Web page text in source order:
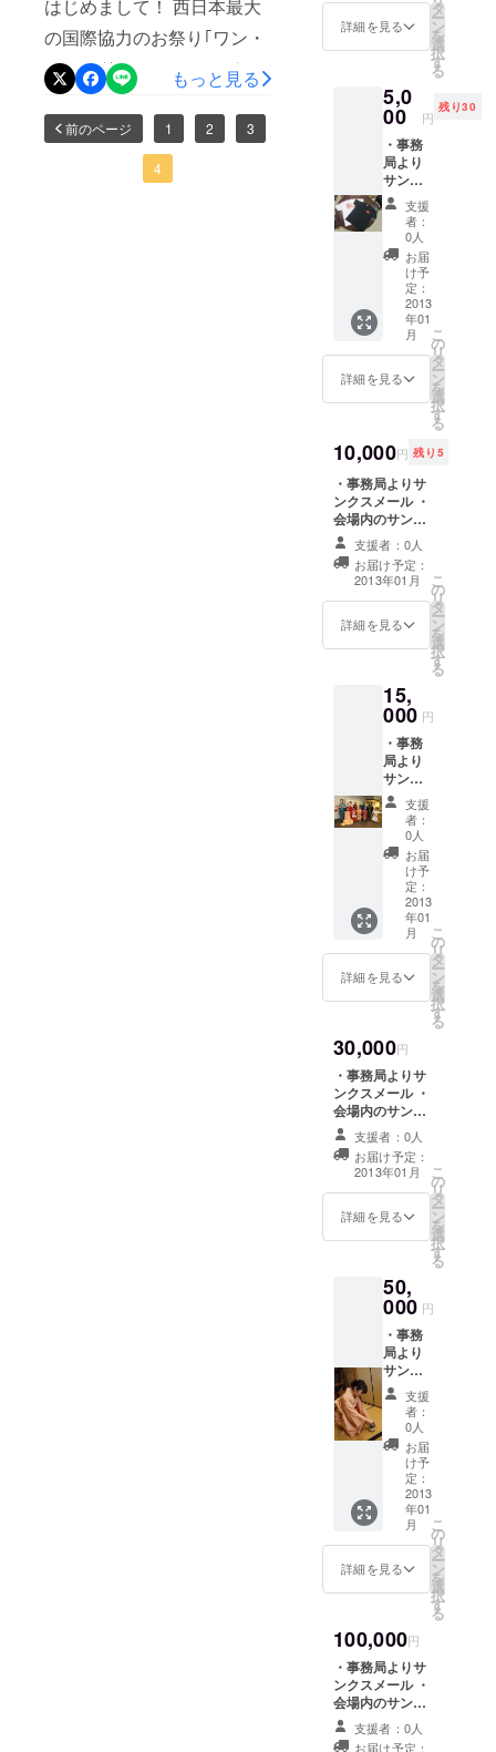
気軽に立ち寄ってみて下さ
い。日本ではなかなか食べ
ることのできない、お気に
入りの味がみつかるかもし
れませんよ！！ なお、環境
に配慮したリユース食器を
の踊りや音楽などこのス
テージ枠で披露させていた
だきます。 こちらは写真展
です。 海外で行っている活
動の様子などを写真で紹介
させていただいておりま
はじめまして！ 西日本最大
の国際協力のお祭り｢ワン・
ワールド・フェスティバル｣
です。 FAAVOからワンフェ
スページを見て下さる皆さ
んのなかには、ワン･ワール
もっと見る
前のページ 1 2 3
4
来年の２月
｢共に生きる
世界をつく
るために、
一人ひとり
ができるこ
と｣をテーマ
に、それら
の問題に、
ふれる・考
える・動く
きっかけを
得ることの
出来る場を
作ろうと、
フ一丸と
なって頑
張っており
ます。
どうぞ、応
援よろしく
お願い致し
ます！！
記載
ン・
フェリ
シモ・
チェッ
地 ・旧
暦カレ
ンダー
（実行
委員
（一
社）南
太平洋
協会よ
り） ※
旧暦カ
レン
ダーは
10個限
定です
※お返し
詳細は
詳細を見る
タ
ー
ン
を
選
択
す
る
5,0
00 円
残り30
・事務
局より
サンク
スメー
ル ・会
場内の
サンク
スボー
ドでお
名前を
紹介 ・
グラミ
ン・
フェリ
シモ・
チェッ
地 ・ワ
ン・
ワール
ド・
フェス
ルオリ
ジナル
Ｔシャ
ツ ※T
シャツ
みで30
枚限定
です ※
お返し
詳細は
本文に
記載
支援
者：
0人
お届
け予
定：
2013
年01
月
詳細を見る
こ
の
リ
タ
ー
ン
を
選
択
す
る
10,000円 残り5
・事務局よりサ
ンクスメール ・
会場内のサンク
スボードでお名
前を紹介 ・グラ
ミン・フェリシ
モ・チェックの
生地 ・塩谷瞬・
高橋尚子さんを
なんとかしな
きゃプロジェク
ト特製Ｔシャツ
（誰のかはおた
のしみに！） ※
ただしTシャツサ
イズに制限有
り。応援コメン
トにてご希望の
サイズを教えて
下さい。 XS×2
枚 M×2枚 L×1枚
5枚限定です。 ※
お返し詳細は本
支援者：0人
お届け予定：
2013年01月
詳細を見る
こ
の
リ
タ
ー
ン
を
選
択
す
る
15,
000 円
・事務
局より
サンク
スメー
ル ・会
場内の
サンク
スボー
ドでお
名前を
紹介 ・
グラミ
ン・
フェリ
シモ・
チェッ
地 ・民
族衣装
ファッ
ション
ショー
モデル
出演権
支援
者：
0人
お届
け予
定：
2013
年01
月
詳細を見る
こ
の
リ
タ
ー
ン
を
選
択
す
る
30,000円
・事務局よりサ
ンクスメール ・
会場内のサンク
スボードでお名
前を紹介 ・グラ
ミン・フェリシ
モ・チェックの
生地 ・ハチエモ
ンストラップ舞
妓バージョン ・
ボランティア1日
体験プログラム
参加券 ※交通費
は自己負担 ※お
返し詳細は本文
支援者：0人
お届け予定：
2013年01月
詳細を見る
こ
の
リ
タ
ー
ン
を
選
択
す
る
50,
000 円
・事務
局より
サンク
スメー
ル ・会
場内の
サンク
スボー
ドでお
名前を
紹介 ・
グラミ
ン・
フェリ
シモ・
チェッ
地 ・ハ
チエモ
ンスト
ラップ
舞妓
バー
ジョン
支援
者：
0人
お届
け予
定：
2013
年01
月
詳細を見る
こ
の
リ
タ
ー
ン
を
選
択
す
る
100,000円
・事務局よりサ
ンクスメール ・
会場内のサンク
スボードでお名
前を紹介 ・グラ
支援者：0人
お届け予定：